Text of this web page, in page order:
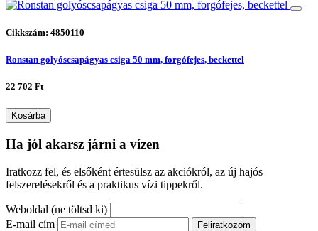
Cikkszám: 4850110
Ronstan golyóscsapágyas csiga 50 mm, forgófejes, beckettel
22 702 Ft
Kosárba
Ha jól akarsz járni a vízen
Iratkozz fel, és elsőként értesülsz az akciókról, az új hajós
felszerelésekről és a praktikus vízi tippekről.
Weboldal (ne töltsd ki)
E-mail cím
Feliratkozom